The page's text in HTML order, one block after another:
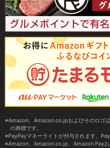
Amazon、Amazon.co.jpおよびそのロゴ
の商標です。
PayPayマネーライトが付与されます。
Amazon、Amazon.co.jp、Amazon Pay